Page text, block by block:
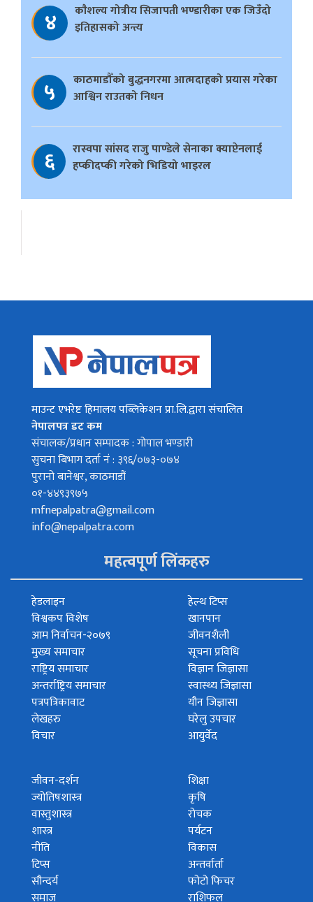
४
काैशल्य गोत्रीय सिजापती भण्डारीका एक जिउँदो
इतिहासको अन्त्य
५
काठमाडौँको बुद्धनगरमा आत्मदाहको प्रयास गरेका
आश्विन राउतको निधन
६
रास्वपा सांसद राजु पाण्डेले सेनाका क्याप्टेनलाई
हप्कीदप्की गरेको भिडियो भाइरल
माउन्ट एभरेष्ट हिमालय पब्लिकेशन प्रा.लि.द्वारा संचालित
नेपालपत्र डट कम
संचालक/प्रधान सम्पादक : गोपाल भण्डारी
सुचना बिभाग दर्ता नं : ३९६/०७३-०७४
पुरानो बानेश्वर, काठमाडौं
०१-४४९३९७५
mfnepalpatra@gmail.com
info@nepalpatra.com
महत्वपूर्ण लिंकहरु
हेडलाइन
विश्वकप विशेष
आम निर्वाचन-२०७९
मुख्य समाचार
राष्ट्रिय समाचार
अन्तर्राष्ट्रिय समाचार
पत्रपत्रिकावाट
लेखहरु
विचार
हेल्थ टिप्स
खानपान
जीवनशैली
सूचना प्रविधि
विज्ञान जिज्ञासा
स्वास्थ्य जिज्ञासा
यौन जिज्ञासा
घरेलु उपचार
आयुर्वेद
जीवन-दर्शन
ज्योतिषशास्त्र
वास्तुशास्त्र
शास्त्र
नीति
टिप्स
सौन्दर्य
समाज
शिक्षा
कृषि
रोचक
पर्यटन
विकास
अन्तर्वार्ता
फोटो फिचर
राशिफल